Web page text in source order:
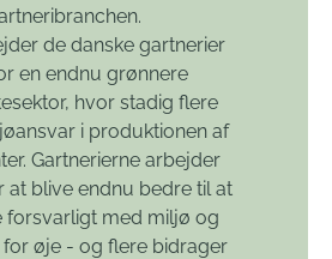
de danske gartnerier
en endnu grønnere
hvor stadig flere
i produktionen af
Gartnerierne arbejder
at blive endnu bedre til at
forsvarligt med miljø og
for øje - og flere bidrager